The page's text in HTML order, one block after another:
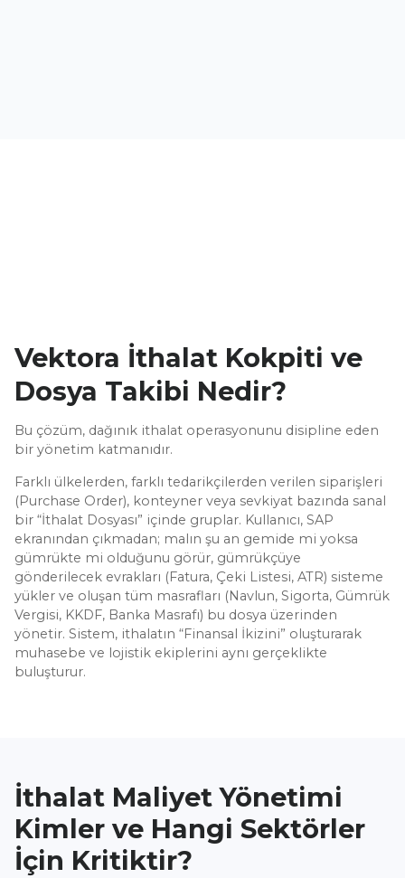
Vektora İthalat Kokpiti ve
Dosya Takibi Nedir?
Bu çözüm, dağınık ithalat operasyonunu disipline eden
bir yönetim katmanıdır.
Farklı ülkelerden, farklı tedarikçilerden verilen siparişleri
(Purchase Order), konteyner veya sevkiyat bazında sanal
bir “İthalat Dosyası” içinde gruplar. Kullanıcı, SAP
ekranından çıkmadan; malın şu an gemide mi yoksa
gümrükte mi olduğunu görür, gümrükçüye
gönderilecek evrakları (Fatura, Çeki Listesi, ATR) sisteme
yükler ve oluşan tüm masrafları (Navlun, Sigorta, Gümrük
Vergisi, KKDF, Banka Masrafı) bu dosya üzerinden
yönetir. Sistem, ithalatın “Finansal İkizini” oluşturarak
muhasebe ve lojistik ekiplerini aynı gerçeklikte
buluşturur.
İthalat Maliyet Yönetimi
Kimler ve Hangi Sektörler
İçin Kritiktir?